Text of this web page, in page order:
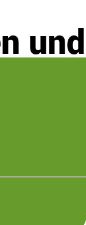
und